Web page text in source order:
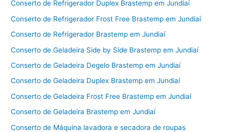
Conserto de Refrigerador Duplex Brastemp em Jundiaí
Conserto de Refrigerador Frost Free Brastemp em Jundiaí
Conserto de Refrigerador Brastemp em Jundiaí
Conserto de Geladeira Side by Side Brastemp em Jundiaí
Conserto de Geladeira Degelo Brastemp em Jundiaí
Conserto de Geladeira Duplex Brastemp em Jundiaí
Conserto de Geladeira Frost Free Brastemp em Jundiaí
Conserto de Geladeira Brastemp em Jundiaí
Conserto de Máquina lavadora e secadora de roupas